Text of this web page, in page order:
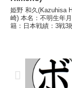
姫野 和久(Kazuhisa
崎) 本名：不明生年
籍：日本戦績：3戦3
分)1985/07/17